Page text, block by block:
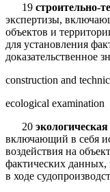
19 строительно-
экспертизы,
объектов и
для установления
доказательственное
construction and
ecological examination
20
включающий в себя
воздействия на
фактических данных,
в ходе